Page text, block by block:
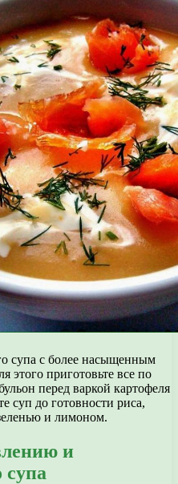
супа с более насыщенным
этого приготовьте все по
перед варкой картофеля
суп до готовности риса,
и лимоном.
и
супа